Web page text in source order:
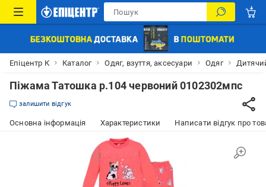
Епіцентр К Каталог Одяг, взуття, аксесуари Одяг
Піжама Татошка р.104 червоний 0102302мпс
залишити відгук
Основна інформація Характеристики Написати відгук про